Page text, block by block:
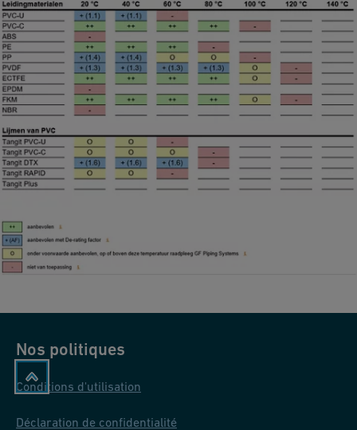
Nos politiques
Conditions d'utilisation
Déclaration de confidentialité